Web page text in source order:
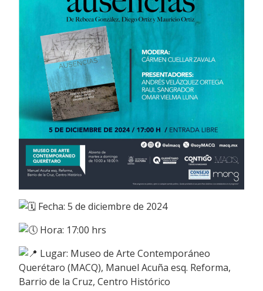
Fecha: 5 de diciembre de 2024
Hora: 17:00 hrs
Lugar: Museo de Arte Contemporáneo
Querétaro (MACQ), Manuel Acuña esq. Reforma,
Barrio de la Cruz, Centro Histórico